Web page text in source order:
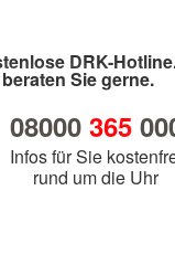
DRK-
Sie gerne.
08000 365
Infos für Sie
rund um die Uhr